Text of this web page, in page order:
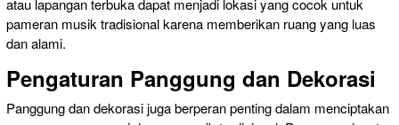
pameran musik tradisional karena memberikan ruang yang luas
dan alami.
Pengaturan Panggung dan Dekorasi
Panggung dan dekorasi juga berperan penting dalam menciptakan